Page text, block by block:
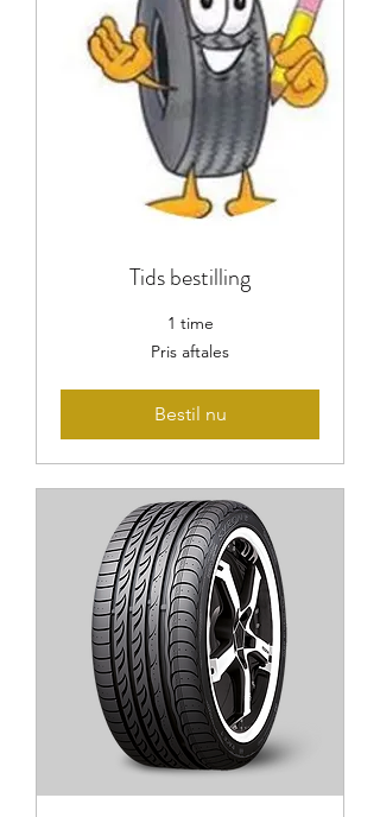
Tids bestilling
1 time
Pris aftales
Bestil nu